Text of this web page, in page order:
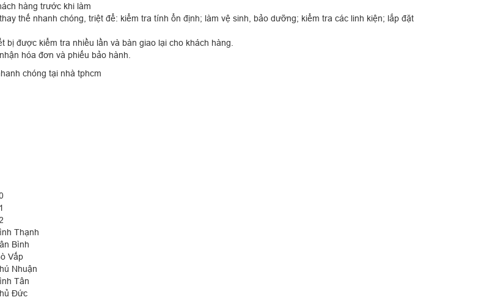
hàng trước khi làm
thế nhanh chóng, triệt để: kiểm tra tính ổn định; làm vệ sinh, bảo dưỡng; kiểm tra các linh kiện; lắp đặt
bị được kiểm tra nhiều lần và bàn giao lại cho khách hàng.
hóa đơn và phiếu bảo hành.
chóng tại nhà tphcm
Thạnh
Bình
Vấp
Nhuận
Tân
Đức